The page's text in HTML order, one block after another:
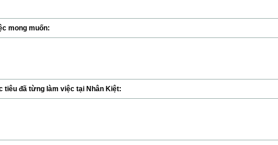
mong muốn:
tiêu đã từng làm việc tại Nhân Kiệt: